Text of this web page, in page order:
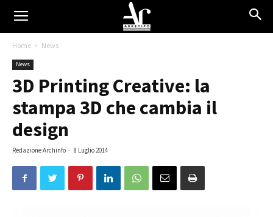
Home News
News
3D Printing Creative: la
stampa 3D che cambia il
design
Redazione Archinfo - 8 Luglio 2014